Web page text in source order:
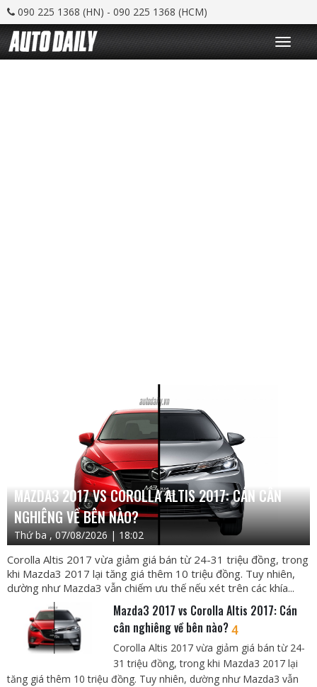
090 225 1368 (HN) - 090 225 1368 (HCM)
T
o
g
MAZDA3 2017 VS COROLLA ALTIS 2017: CÁN CÂN
NGHIÊNG VỀ BÊN NÀO?
Thứ ba , 07/08/2026 | 18:02
Corolla Altis 2017 vừa giảm giá bán từ 24-31 triệu đồng, trong
khi Mazda3 2017 lại tăng giá thêm 10 triệu đồng. Tuy nhiên,
dường như Mazda3 vẫn chiếm ưu thế nếu xét trên các khía...
Mazda3 2017 vs Corolla Altis 2017: Cán
cân nghiêng về bên nào?4
Corolla Altis 2017 vừa giảm giá bán từ 24-
31 triệu đồng, trong khi Mazda3 2017 lại
tăng giá thêm 10 triệu đồng. Tuy nhiên, dường như Mazda3 vẫn